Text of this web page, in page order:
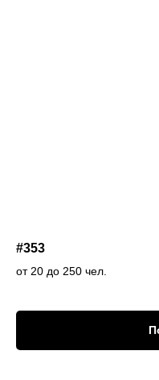
#353
от 20 до 250 чел.